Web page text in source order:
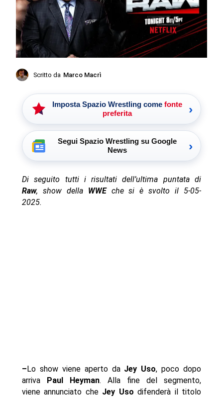
Scritto da Marco Macrì
Imposta Spazio Wrestling come fonte
preferita
›
Segui Spazio Wrestling su Google
News
›
Di seguito tutti i risultati dell’ultima puntata di
Raw, show della WWE che si è svolto il 5-05-
2025.
– Lo show viene aperto da Jey Uso, poco dopo
arrivaPaul Heyman. Alla fine del segmento,
viene annunciato cheJey Uso difenderà il titolo